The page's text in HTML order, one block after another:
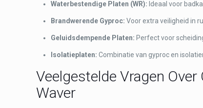
Waterbestendige Platen (WR): Ideaal voor
Brandwerende Gyproc: Voor extra veiligheid in
Geluidsdempende Platen: Perfect voor
Isolatieplaten: Combinatie van gyproc en
Veelgestelde Vragen
Waver